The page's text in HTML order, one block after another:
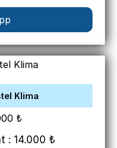
Klima
₺
: 14.000 ₺